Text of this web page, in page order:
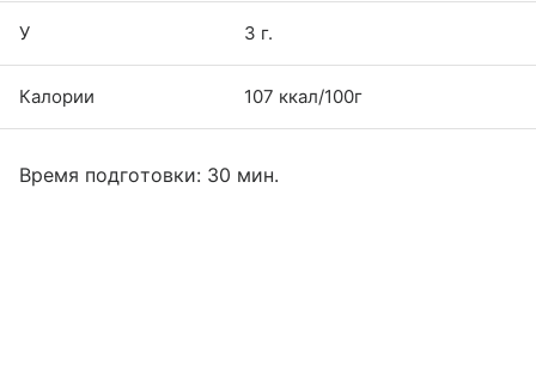
У 3 г.
Калории 107 ккал/100г
Время подготовки: 30 мин.